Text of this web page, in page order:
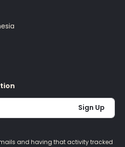
Sign Up
and having that activity tracked